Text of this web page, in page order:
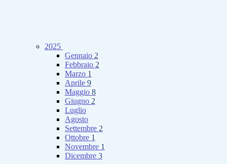
2025
Gennaio 2
Febbraio 2
Marzo 1
Aprile 9
Maggio 8
Giugno 2
Luglio
Agosto
Settembre 2
Ottobre 1
Novembre 1
Dicembre 3